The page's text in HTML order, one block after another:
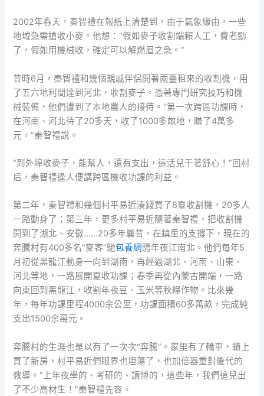
2002年春天，秦智禮在報紙上清楚到，由于氣象緣由，一些
地域急需搶收小麥。他想：“假如麥子收割端賴人工，費老勁
了，假如用機械收，確定可以解燃眉之急。”
昔時6月，秦智禮和幾個親戚伴侶開著兩臺租來的收割機，用
了五六地利間達到河北，收割麥子。憑著專門研究技巧和機
械裝備，他們遭到了本地農人的接待。“第一次跨區功課時，
在河南、河北待了20多天，收了1000多畝地，賺了4萬多
元。”秦智禮說。
“到外埠收麥子，能幫人，還有支出，這活兒干著舒心！”回村
后，秦智禮逢人便講跨區機收功課的利益。
第二年，秦智禮和幾個村平易近湊錢買了8臺收割機，20多人
一路動身了；第三年，更多村平易近隨著秦智禮，把收割機
開到了湖北、安徽……20多年曩昔，在鎮里的支撐下，現在的
奔騰村有400多名“麥客”馳包養網騁年夜江南北。他們每年5
月初從黑龍江動身一向到湖南，再經過湖北、河南、山東、
河北等地，一路展開夏收功課；春季再從內蒙古開端，一路
向東回到黑龍江，收割年夜豆、玉米等秋糧作物。比來幾
年，每年功課里程4000余公里，功課面積60多萬畝，完成純
支出1500余萬元。
奔騰村的生涯也是以有了一次次“奔騰”。家里有了轎車，鎮上
買了新房，村平易近們眼界也坦蕩了，也加倍器重對後代的
教導。“上年夜學的、考研的、讀博的，這些年，我們這兒出
了不少高材生！”秦智禮先容。